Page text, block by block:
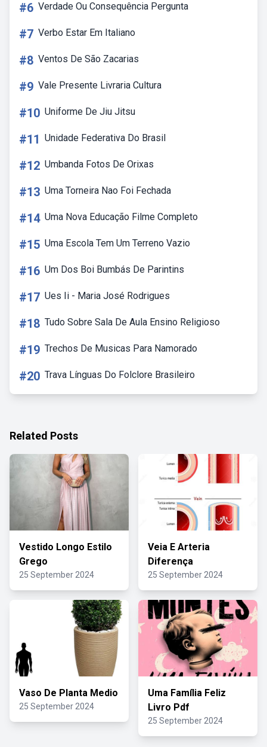
#6 Verdade Ou Consequência Pergunta
#7 Verbo Estar Em Italiano
#8 Ventos De São Zacarias
#9 Vale Presente Livraria Cultura
#10 Uniforme De Jiu Jitsu
#11 Unidade Federativa Do Brasil
#12 Umbanda Fotos De Orixas
#13 Uma Torneira Nao Foi Fechada
#14 Uma Nova Educação Filme Completo
#15 Uma Escola Tem Um Terreno Vazio
#16 Um Dos Boi Bumbás De Parintins
#17 Ues Ii - Maria José Rodrigues
#18 Tudo Sobre Sala De Aula Ensino Religioso
#19 Trechos De Musicas Para Namorado
#20 Trava Línguas Do Folclore Brasileiro
Related Posts
Vestido Longo Estilo
Grego
25 September 2024
Veia E Arteria
Diferença
25 September 2024
Vaso De Planta Medio
25 September 2024
Uma Família Feliz
Livro Pdf
25 September 2024